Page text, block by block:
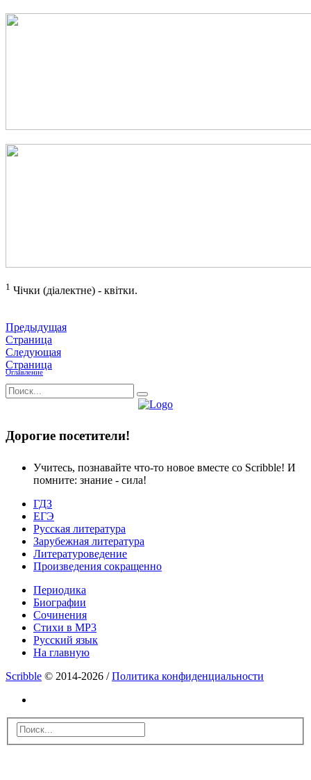
1 Чічки (діалектне) - квітки.
Предыдущая
Страница
Следующая
Страница
Оглавление
Дорогие посетители!
Учитесь, познавайте что-то новое вместе со Scribble! И
помните: знание - сила!
ГДЗ
ЕГЭ
Русская литература
Зарубежная литература
Литературоведение
Произведения сокращенно
Периодика
Биографии
Сочинения
Стихи в MP3
Русский язык
На главную
Scribble © 2014-2026 /Политика конфиденциальности